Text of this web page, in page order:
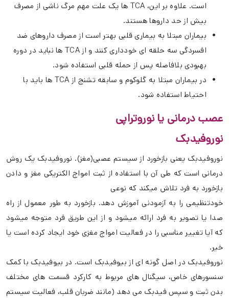
است. علاوه بر این، TCA ها یک علت مهم مرگ ناشی از مصرف
بیش از حد داروها هستند.
بیماران مبتلا به بیماری قلبی بهتر است از مصرف داروهای ضد
افسردگی سه حلقه ای خودداری کنند و از TCA ها نباید در دوره
بهبودی بلافاصله پس از حمله قلبی استفاده شود.
در بیماران مبتلا به گلوکوم و سابقه تشنج از TCA ها باید با
احتیاط استفاده شود.
عصب درمانی یا نوروتراپی
نوروفیدبک
نوروفیدبک یعنی بازخورد از سیستم عصبی(مغز). نوروفیدبک یک روش
درمانی است که طی آن با استفاده از ثبت امواج الکتریکی مغز و دادن
بازخورد به فرد تلاش میکند که نوعی
خودتنظیمی را به آزمودنی آموزش دهد. بازخورد به طور معمول از راه
صدا یا تصویر به فرد ارائه میشود و از این طریق فرد متوجه میشود
که آیا تغییر مناسبی را در فعالیت امواج مغزی خود ایجاد کرده است یا
خیر.
نوروفیدبک در اصل گونه ای از بیوفیدبک است. در بیوفیدبک با کمک
سنسورهای خاص، سیگنال های مربوط به کارکرد قسمت های مختلف
بدن ثبت و سپس فیدبک می دهد (مانند ضربان قلب، فعالیت سیستم